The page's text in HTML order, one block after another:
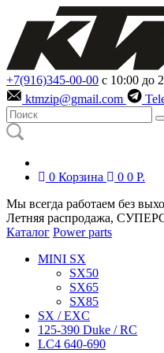
+7(916)345-00-00 с 10:00 до
ktmzip@gmail.com
0 Корзина 0 0 Р.
Мы всегда работаем без
Летняя распродажа,
Каталог Power parts
MINI SX
SX50
SX65
SX85
SX / EXC
125-390 Duke / RC
LC4 640-690